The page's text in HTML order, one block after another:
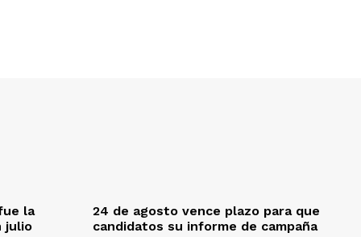
la
julio
24 de agosto vence plazo para que
candidatos su informe de campaña